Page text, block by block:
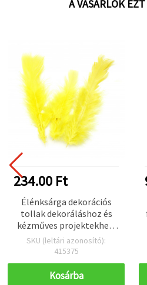
A VÁSÁRLÓK
234.00 Ft
Élénksárga dekorációs
tollak dekoráláshoz és
kézműves projektekhez,
bolyhos, 120–170 x 35–40
mm, 10 db-os készlet –
DIY és hobbi alkotáshoz
SKU (leltári azonosító):
415375
Kosárba